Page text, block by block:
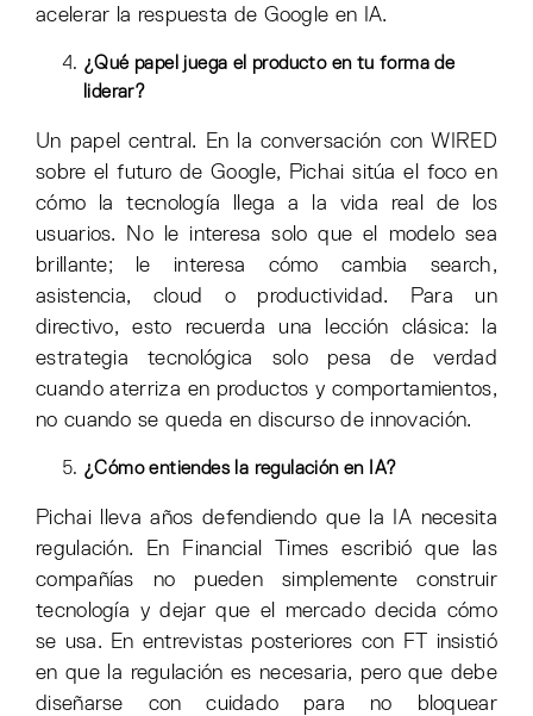
acelerar la respuesta de Google en IA.
¿Qué papel juega el producto en tu forma de
liderar?
Un papel central. En la conversación con WIRED
sobre el futuro de Google, Pichai sitúa el foco en
cómo la tecnología llega a la vida real de los
usuarios. No le interesa solo que el modelo sea
brillante; le interesa cómo cambia search,
asistencia, cloud o productividad. Para un
directivo, esto recuerda una lección clásica: la
estrategia tecnológica solo pesa de verdad
cuando aterriza en productos y comportamientos,
no cuando se queda en discurso de innovación.
¿Cómo entiendes la regulación en IA?
Pichai lleva años defendiendo que la IA necesita
regulación. En Financial Times escribió que las
compañías no pueden simplemente construir
tecnología y dejar que el mercado decida cómo
se usa. En entrevistas posteriores con FT insistió
en que la regulación es necesaria, pero que debe
diseñarse con cuidado para no bloquear